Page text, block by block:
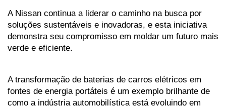
A Nissan continua a liderar o caminho na busca por
soluções sustentáveis e inovadoras, e esta iniciativa
demonstra seu compromisso em moldar um futuro mais
verde e eficiente.
A transformação de baterias de carros elétricos em
fontes de energia portáteis é um exemplo brilhante de
como a indústria automobilística está evoluindo em